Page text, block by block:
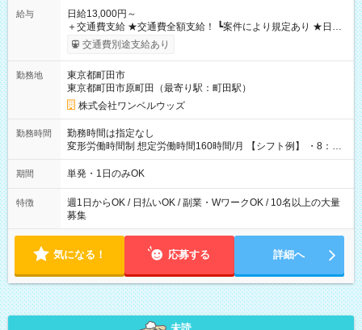
給与
日給13,000円～
＋交通費支給 ★交通費全額支給！ ┗案件により規定あり ★日払
いOK！（規定あり） ┗働いたその日に現金GET♪ お仕事後はコ
ンビニATMから 日払い分を引き落とせます！ 【試用期間】試
交通費別途支給あり
勤務地
東京都町田市
東京都町田市原町田（最寄り駅：町田駅）
株式会社ワンベルウッズ
勤務時間
勤務時間は指定なし
変形労働時間制 想定労働時間160時間/月 【シフト例】 ・8：00
～21：00
期間 単発・1日のみOK
特徴
週1日からOK / 日払いOK / 副業・WワークOK / 10名以上の大量
募集
気になる！ 応募する 詳細へ